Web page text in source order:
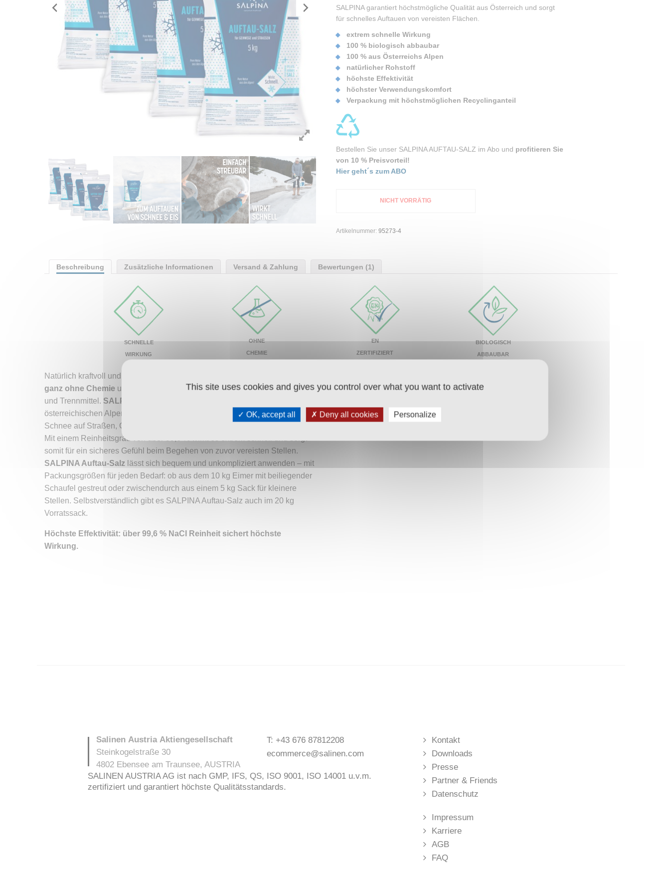
SALPINA garantiert höchstmögliche Qualität aus Österreich und sorgt
für schnelles Auftauen von vereisten Flächen.
extrem schnelle Wirkung
100 % biologisch abbaubar
100 % aus Österreichs Alpen
natürlicher Rohstoff
höchste Effektivität
höchster Verwendungskomfort
Verpackung mit höchstmöglichen Recyclinganteil
Bestellen Sie unser SALPINA AUFTAU-SALZ im Abo und profitieren Sie
von 10 % Preisvorteil!
Hier geht´s zum ABO
NICHT VORRÄTIG
Artikelnummer: 95273-4
Beschreibung Zusätzliche Informationen Versand & Zahlung Bewertungen (1)
SCHNELLE
WIRKUNG
OHNE
CHEMIE
EN
ZERTIFIZIERT
BIOLOGISCH
ABBAUBAR
Natürlich kraftvoll und hochkonzentriert – das
ganz ohne Chemie und ist selbstverständlich ohne Meeresverschmutzung
und Trennmittel. SALPINA Auftau-Salz
österreichischen Alpen. Es ist ein hochwirksames Auftau-Salz gegen Eis und
Schnee auf Straßen, Gehsteigen, Wegen, Hauseinfahrten und Parkplätzen.
Mit einem Reinheitsgrad von über 99,6 % wirkt es extrem schnell und sorgt
somit für ein sicheres Gefühl beim Begehen von zuvor vereisten Stellen.
SALPINA Auftau-Salz lässt sich bequem und unkompliziert anwenden – mit
Packungsgrößen für jeden Bedarf: ob aus dem 10 kg Eimer mit beiliegender
Schaufel gestreut oder zwischendurch aus einem 5 kg Sack für kleinere
Stellen. Selbstverständlich gibt es SALPINA Auftau-Salz auch im 20 kg
Vorratssack.
Höchste Effektivität: über 99,6 % NaCI Reinheit sichert höchste
Wirkung.
Salinen Austria Aktiengesellschaft
Steinkogelstraße 30
4802 Ebensee am Traunsee,AUSTRIA
T: +43 676 87812208
ecommerce@salinen.com
SALINEN AUSTRIA AG ist nach GMP, IFS, QS, ISO 9001, ISO 14001 u.v.m.
zertifiziert und garantiert höchste Qualitätsstandards.
Kontakt
Downloads
Presse
Partner & Friends
Datenschutz
Impressum
Karriere
AGB
FAQ
This site uses cookies and gives you control over what you want to activate
OK, accept all Deny all cookies Personalize